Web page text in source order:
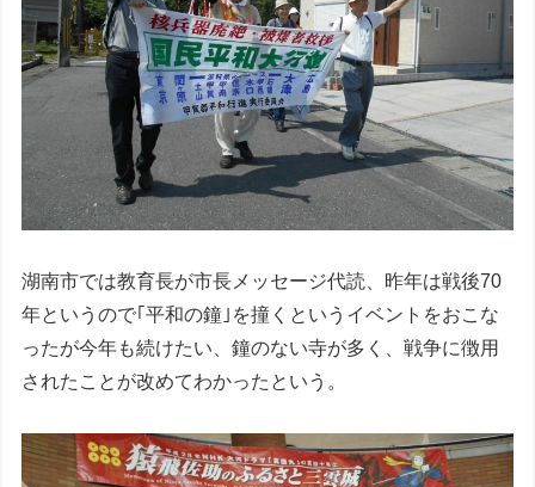
湖南市では教育長が市長メッセージ代読、昨年は戦後70
年というので｢平和の鐘｣を撞くというイベントをおこな
ったが今年も続けたい、鐘のない寺が多く、戦争に徴用
されたことが改めてわかったという。